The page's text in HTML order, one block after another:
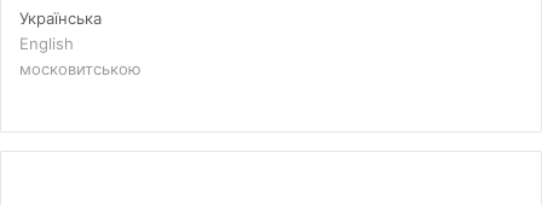
Українська
English
московитською